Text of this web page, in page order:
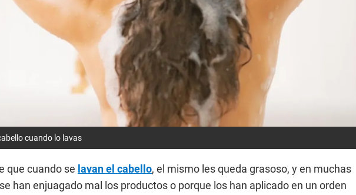
cuando lo lavas
que cuando se lavan el cabello, el mismo les queda grasoso, y en muchas
han enjuagado mal los productos o porque los han aplicado en un orden